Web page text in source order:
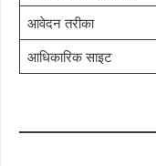
आवेदन तरीका
आधिकारिक साइट